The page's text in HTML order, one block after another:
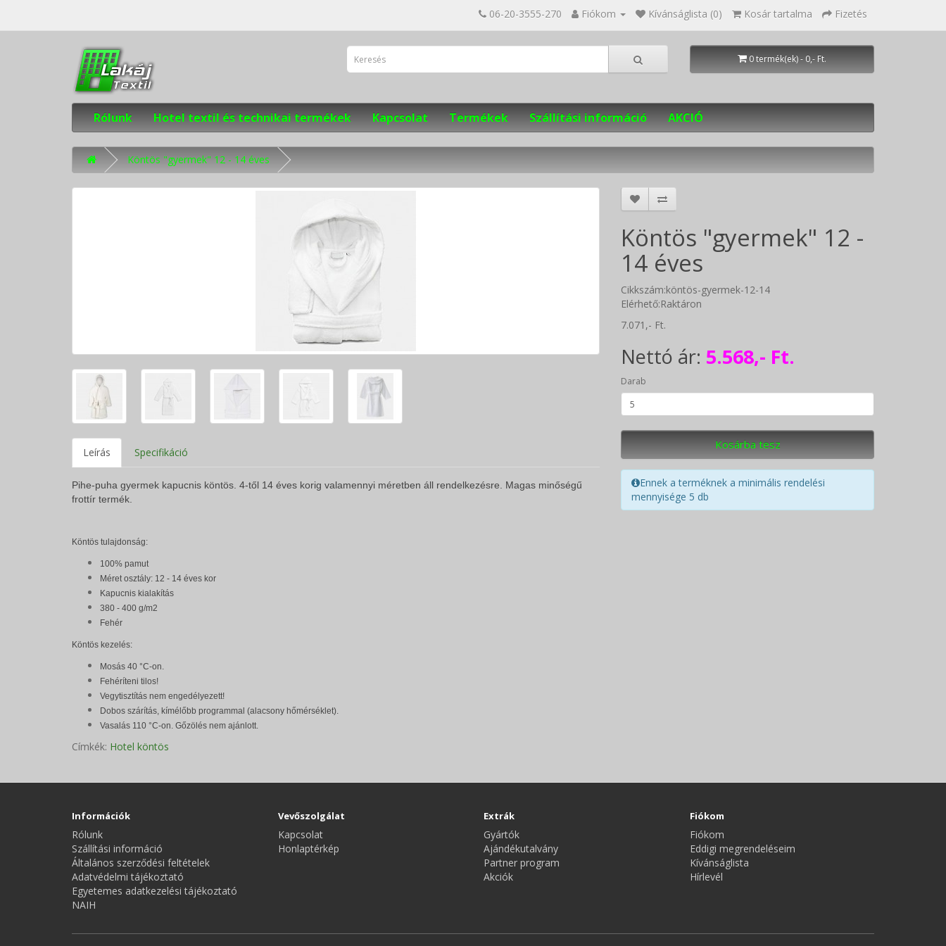
06-20-3555-270 Fiókom Kívánságlista (0) Kosár tartalma Fizetés
0 termék(ek) - 0,- Ft.
Rólunk Hotel textil és technikai termékek Kapcsolat Termékek Szállítási információ AKCIÓ
Köntös "gyermek" 12 - 14 éves
Leírás Specifikáció
Pihe-puha gyermek kapucnis köntös. 4-től 14 éves korig valamennyi méretben áll rendelkezésre. Magas minőségű
frottír termék.
Köntös tulajdonság:
100% pamut
Méret osztály: 12 - 14 éves kor
Kapucnis kialakítás
380 - 400 g/m2
Fehér
Köntös kezelés:
Mosás 40 °C-on.
Fehéríteni tilos!
Vegytisztítás nem engedélyezett!
Dobos szárítás, kímélőbb programmal (alacsony hőmérséklet).
Vasalás 110 °C-on. Gőzölés nem ajánlott.
Köntös "gyermek" 12 -
14 éves
Cikkszám:köntös-gyermek-12-14
Elérhető:Raktáron
7.071,- Ft.
Nettó ár: 5.568,- Ft.
Darab
Kosárba tesz
Ennek a terméknek a minimális rendelési
mennyisége 5 db
Címkék: Hotel köntös
Információk
Rólunk
Szállítási információ
Általános szerződési feltételek
Adatvédelmi tájékoztató
Egyetemes adatkezelési tájékoztató
NAIH
Vevőszolgálat
Kapcsolat
Honlaptérkép
Extrák
Gyártók
Ajándékutalvány
Partner program
Akciók
Fiókom
Fiókom
Eddigi megrendeléseim
Kívánságlista
Hírlevél